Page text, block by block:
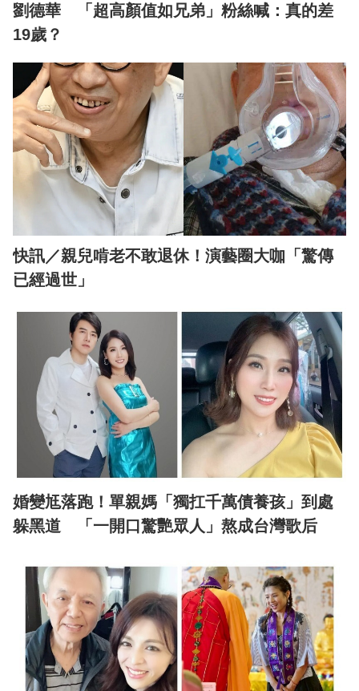
劉德華 「超高顏值如兄弟」粉絲喊：真的差
19歲？
快訊／親兒啃老不敢退休！演藝圈大咖「驚傳
已經過世」
婚變尪落跑！單親媽「獨扛千萬債養孩」到處
躲黑道 「一開口驚艷眾人」熬成台灣歌后